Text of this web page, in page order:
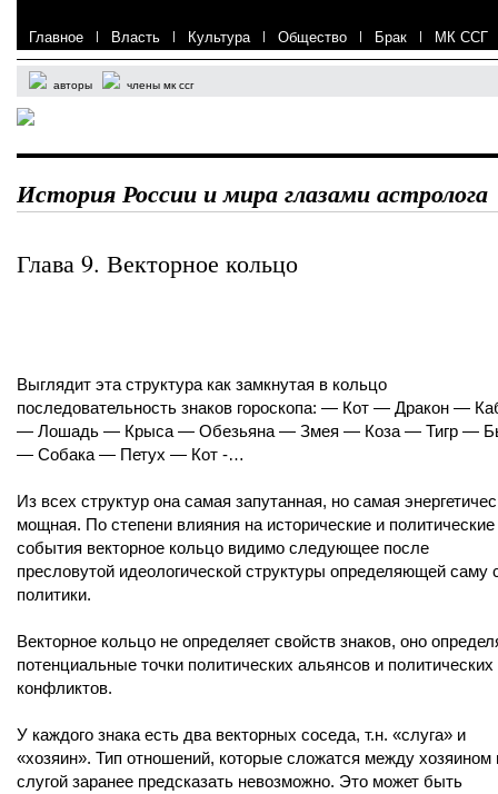
Главное | Власть | Культура | Общество | Брак | МК ССГ
авторы члены мк ссг
История России и мира глазами астролога
Глава 9. Векторное кольцо
Выглядит эта структура как замкнутая в кольцо
последовательность знаков гороскопа: — Кот — Дракон —
— Лошадь — Крыса — Обезьяна — Змея — Коза — Тигр —
— Собака — Петух — Кот -…
Из всех структур она самая запутанная, но самая
мощная. По степени влияния на исторические и политические
события векторное кольцо видимо следующее после
пресловутой идеологической структуры определяющей саму
политики.
Векторное кольцо не определяет свойств знаков, оно
потенциальные точки политических альянсов и политических
конфликтов.
У каждого знака есть два векторных соседа, т.н. «слуга» и
«хозяин». Тип отношений, которые сложатся между хозяином
слугой заранее предсказать невозможно. Это может быть